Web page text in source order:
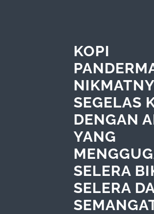
KOPI
SEGELAS
DENGAN
YANG
SELERA
SELERA